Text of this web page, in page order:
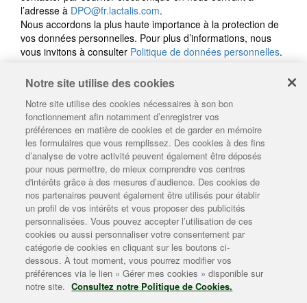
Créer mon plateau de fromages
L'histoire Lepetit
Le camembert Lepetit
Les conseils Lepetit
L'univers Lepetit
Enviedebienmanger
Plan du site|Mentions légales|Contact| Gérer mes cookies
Politique de données personnelles|Politique de gestion des
Notre site utilise des cookies
Notre site utilise des cookies nécessaires à son bon
fonctionnement afin notamment d’enregistrer vos
préférences en matière de cookies et de garder en mémoire
les formulaires que vous remplissez. Des cookies à des fins
d’analyse de votre activité peuvent également être déposés
pour nous permettre, de mieux comprendre vos centres
d'intérêts grâce à des mesures d’audience. Des cookies de
nos partenaires peuvent également être utilisés pour établir
un profil de vos intérêts et vous proposer des publicités
personnalisées. Vous pouvez accepter l’utilisation de ces
cookies ou aussi personnaliser votre consentement par
catégorie de cookies en cliquant sur les boutons ci-
dessous. À tout moment, vous pourrez modifier vos
préférences via le lien « Gérer mes cookies » disponible sur
notre site. Consultez notre Politique de Cookies.